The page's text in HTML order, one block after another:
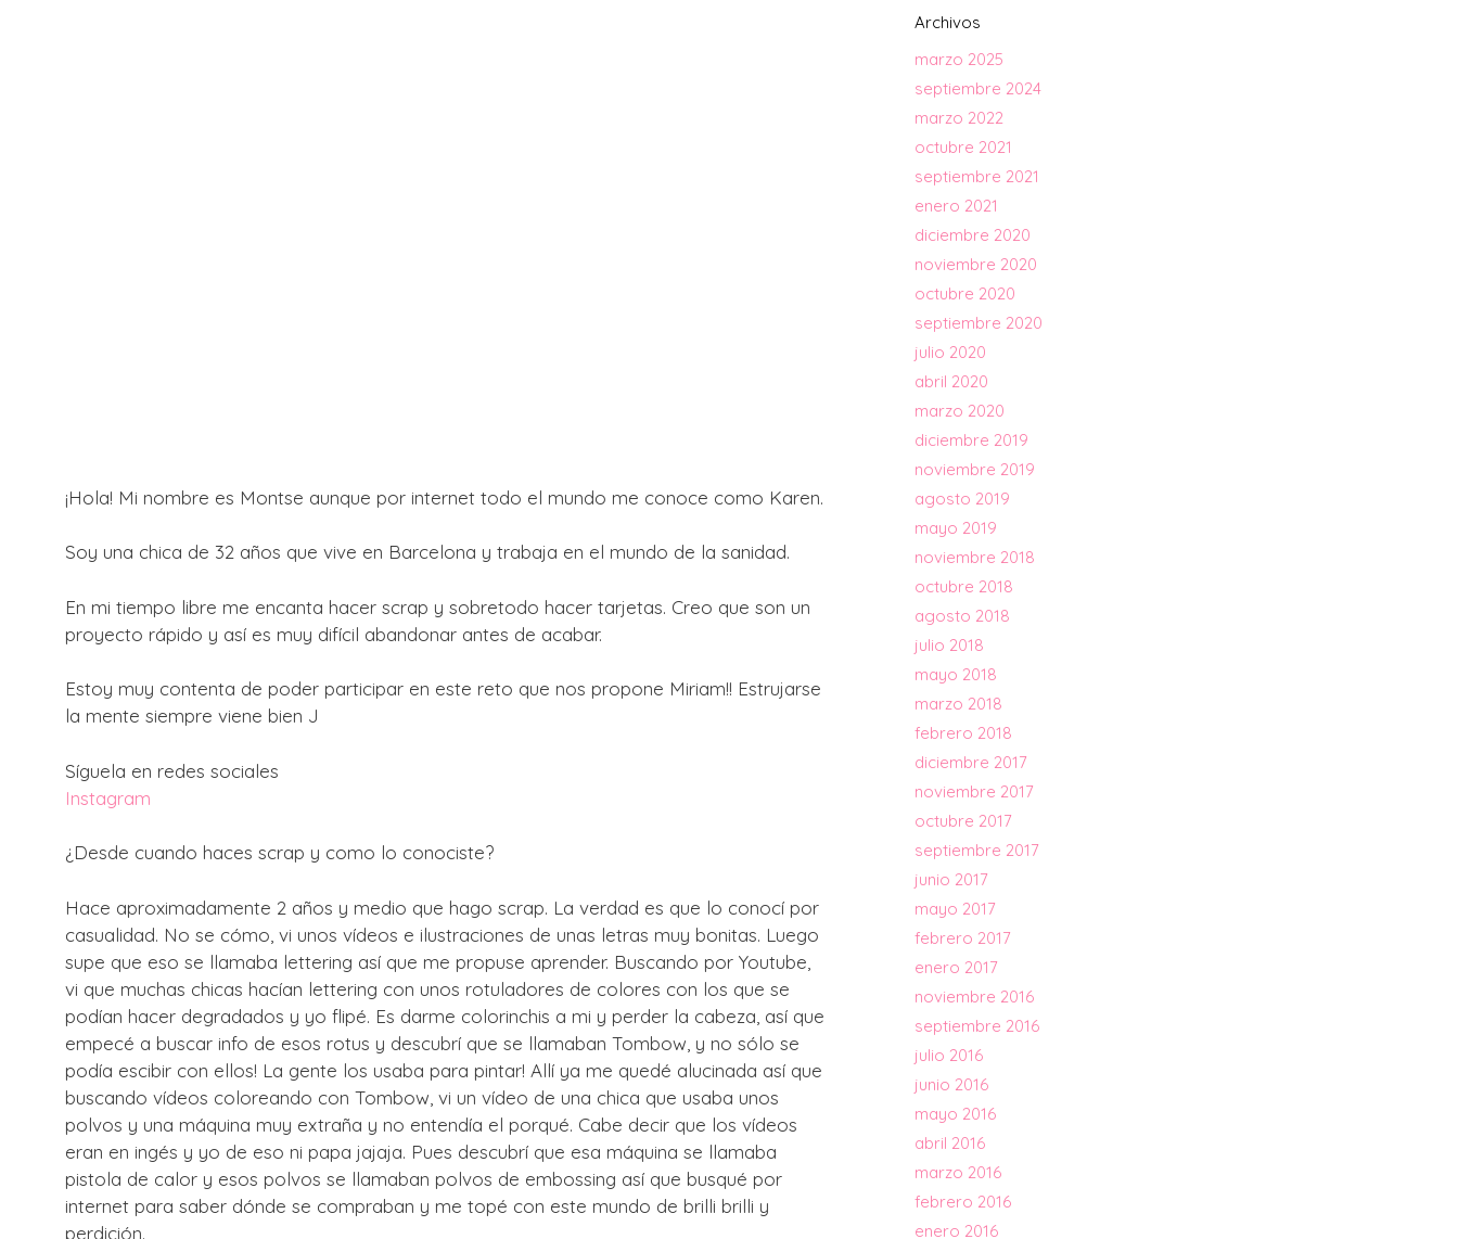
¡Hola! Mi nombre es Montse aunque por internet todo el mundo me conoce como Karen.
Soy una chica de 32 años que vive en Barcelona y trabaja en el mundo de la sanidad.
En mi tiempo libre me encanta hacer scrap y sobretodo hacer tarjetas. Creo que son un
proyecto rápido y así es muy difícil abandonar antes de acabar.
Estoy muy contenta de poder participar en este reto que nos propone Miriam!! Estrujarse
la mente siempre viene bien J
Síguela en redes sociales
Instagram
¿Desde cuando haces scrap y como lo conociste?
Hace aproximadamente 2 años y medio que hago scrap. La verdad es que lo conocí por
casualidad. No se cómo, vi unos vídeos e ilustraciones de unas letras muy bonitas. Luego
supe que eso se llamaba lettering así que me propuse aprender. Buscando por Youtube,
vi que muchas chicas hacían lettering con unos rotuladores de colores con los que se
podían hacer degradados y yo flipé. Es darme colorinchis a mi y perder la cabeza, así que
empecé a buscar info de esos rotus y descubrí que se llamaban Tombow, y no sólo se
podía escibir con ellos! La gente los usaba para pintar! Allí ya me quedé alucinada así que
buscando vídeos coloreando con Tombow, vi un vídeo de una chica que usaba unos
polvos y una máquina muy extraña y no entendía el porqué. Cabe decir que los vídeos
eran en ingés y yo de eso ni papa jajaja. Pues descubrí que esa máquina se llamaba
pistola de calor y esos polvos se llamaban polvos de embossing así que busqué por
internet para saber dónde se compraban y me topé con este mundo de brilli brilli y
perdición.
Archivos
marzo 2025
septiembre 2024
marzo 2022
octubre 2021
septiembre 2021
enero 2021
diciembre 2020
noviembre 2020
octubre 2020
septiembre 2020
julio 2020
abril 2020
marzo 2020
diciembre 2019
noviembre 2019
agosto 2019
mayo 2019
noviembre 2018
octubre 2018
agosto 2018
julio 2018
mayo 2018
marzo 2018
febrero 2018
diciembre 2017
noviembre 2017
octubre 2017
septiembre 2017
junio 2017
mayo 2017
febrero 2017
enero 2017
noviembre 2016
septiembre 2016
julio 2016
junio 2016
mayo 2016
abril 2016
marzo 2016
febrero 2016
enero 2016